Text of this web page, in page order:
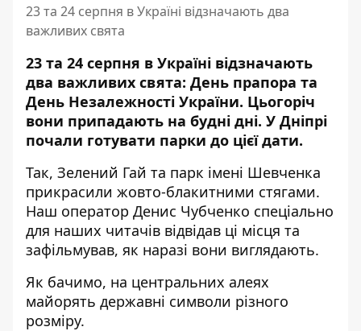
23 та 24 серпня в Україні відзначають два
важливих свята
23 та 24 серпня в Україні відзначають
два важливих свята: День прапора та
День Незалежності України. Цьогоріч
вони припадають на будні дні. У Дніпрі
почали готувати парки до цієї дати.
Так, Зелений Гай та парк імені Шевченка
прикрасили жовто-блакитними стягами.
Наш оператор Денис Чубченко спеціально
для наших читачів відвідав ці місця та
зафільмував, як наразі вони виглядають.
Як бачимо, на центральних алеях
майорять державні символи різного
розміру.